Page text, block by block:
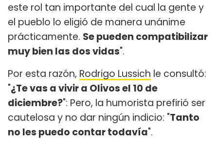
este rol tan importante del cual la gente y
el pueblo lo eligió de manera unánime
prácticamente. Se pueden compatibilizar
muy bien las dos vidas".
Por esta razón, Rodrigo Lussich le consultó:
"¿Te vas a vivir a Olivos el 10 de
diciembre?": Pero, la humorista prefirió ser
cautelosa y no dar ningún indicio: "Tanto
no les puedo contar todavía".